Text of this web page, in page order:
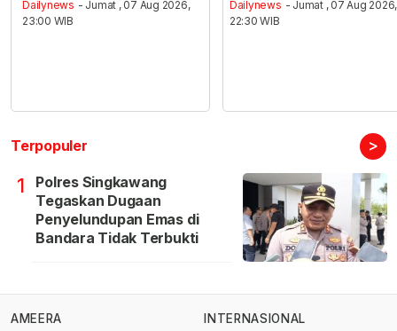
Dailynews - Jumat , 07 Aug 2026,
23:00 WIB
Dailynews - Jumat , 07 Aug 2026,
22:30 WIB
Terpopuler >
1
Polres Singkawang
Tegaskan Dugaan
Penyelundupan Emas di
Bandara Tidak Terbukti
AMEERA INTERNASIONAL